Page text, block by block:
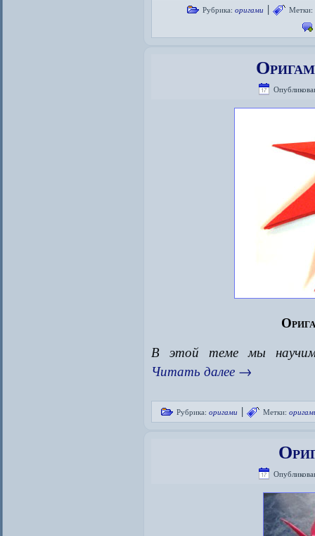
Рубрика: оригами | Метки:
В этой теме мы
Читать далее →
Рубрика: оригами | Метки: